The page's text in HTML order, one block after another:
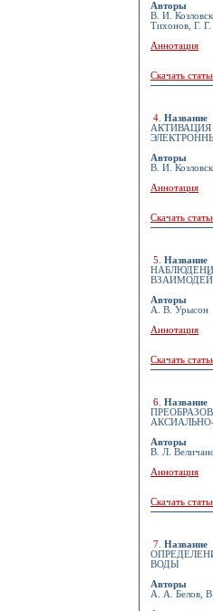
Авторы
В. И.
Тихонов, Г.
Аннотация
Скачать
4 Название
АКТИВАЦИЯ
Авторы
В. И.
Аннотация
Скачать
5
Название
Авторы
А. В. Урысон
Аннотация
Скачать
6 Название
Авторы
В. Л.
Аннотация
Скачать
7 Название
ВОДЫ
Авторы
А. А. Белов,